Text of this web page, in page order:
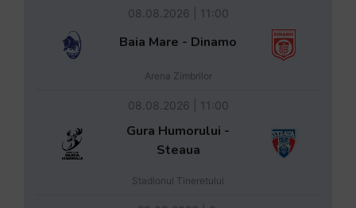
08.08.2026 | 11:00
Baia Mare - Dinamo
Arena Zimbrilor
08.08.2026 | 11:00
Gura Humorului -
Steaua
Stadionul Tineretului